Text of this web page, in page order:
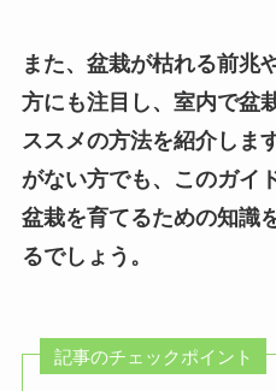
また、盆栽が枯れる前兆
方にも注目し、室内で盆
ススメの方法を紹介しま
がない方でも、このガイ
盆栽を育てるための知識
るでしょう。
記事のチェックポイント